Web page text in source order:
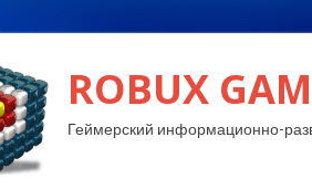
ROBUX
Геймерский информационно-